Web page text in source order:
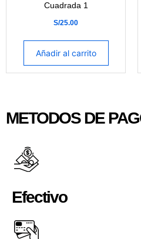
Cuadrada 1
S/25.00
Añadir al carrito
METODOS DE
Efectivo